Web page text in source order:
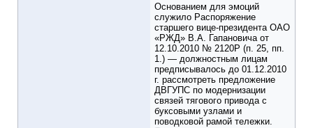
Основанием для эмоций
служило Распоряжение
старшего вице-президента ОАО
«РЖД» В.А. Гапановича от
12.10.2010 № 2120Р (п. 25, пп.
1.) — должностным лицам
предписывалось до 01.12.2010
г. рассмотреть предложение
ДВГУПС по модернизации
связей тягового привода с
буксовыми узлами и
поводковой рамой тележки.